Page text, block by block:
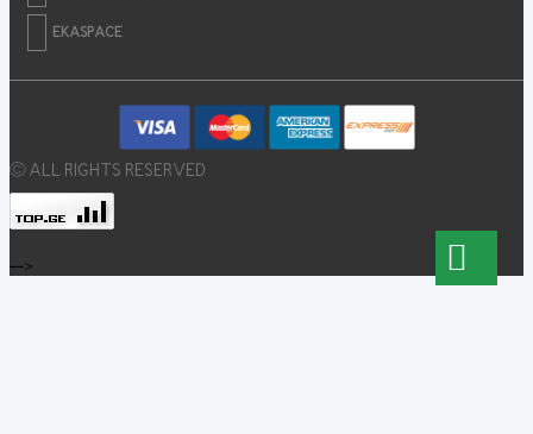
EKASPACE
© ALL RIGHTS RESERVED
-->